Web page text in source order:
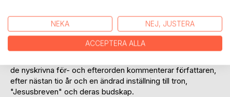
också från bortg(l)ömda delar av kyrkohistorien, inte minst
historisk anabaptism och svensk fribaptism.
Texterna författades åren 2006-2007 och ingick i en serie
de nyskrivna för- och efterorden kommenterar författaren,
efter nästan tio år och en ändrad inställning till tron,
"Jesusbreven" och deras budskap.
NEKA NEJ, JUSTERA
ACCEPTERA ALLA